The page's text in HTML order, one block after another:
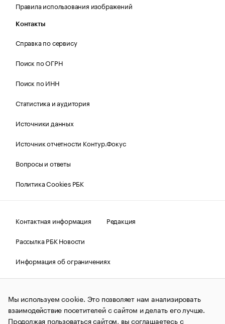
Правила использования изображений
Контакты
Справка по сервису
Поиск по ОГРН
Поиск по ИНН
Статистика и аудитория
Источники данных
Источник отчетности Контур.Фокус
Вопросы и ответы
Политика Cookies РБК
Контактная информация
Редакция
Рассылка РБК Новости
Информация об ограничениях
Правовая информация
О соблюдении авторских прав
© АО «РОСБИЗНЕСКОНСАЛТИНГ»,1995–2026.Сообщения
и материалы информационного агентства «РБК»
(зарегистрировано Федеральной службой по надзору в сфере
Мы используем cookie. Это позволяет нам анализировать
взаимодействие посетителей с сайтом и делать его лучше.
Продолжая пользоваться сайтом, вы соглашаетесь с